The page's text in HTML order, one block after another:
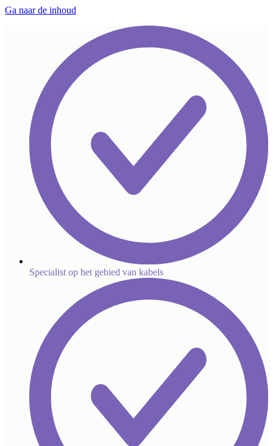
Ga naar de inhoud
Specialist op het gebied van kabels